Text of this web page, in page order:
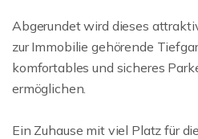
Abgerundet wird dieses
zur Immobilie gehörende
komfortables und sicheres
ermöglichen.
Ein Zuhause mit viel Platz für